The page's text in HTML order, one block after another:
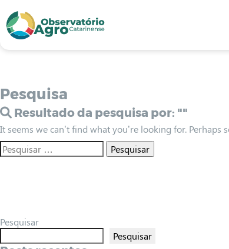
2
3
4
Pesquisa
Resultado da pesquisa por: ""
It seems we can’t find what you’re looking for. Perhaps
Pesquisar
Pesquisar